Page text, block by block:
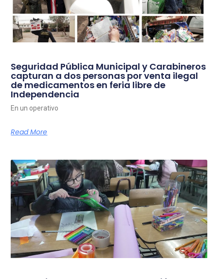
Seguridad Pública Municipal y Carabineros
capturan a dos personas por venta ilegal
de medicamentos en feria libre de
Independencia
En un operativo
Read More